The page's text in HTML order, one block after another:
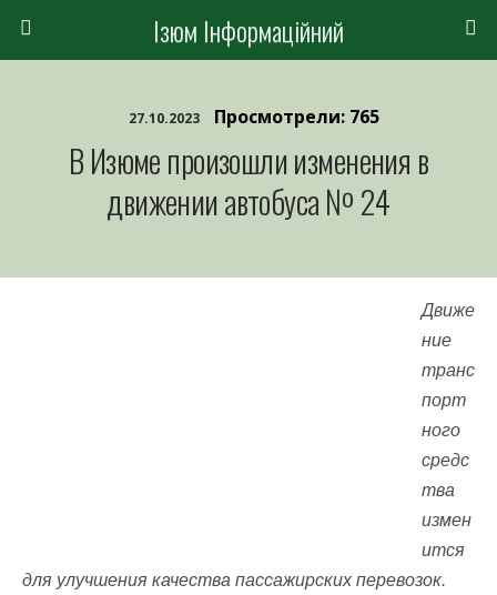
Ізюм Інформаційний
27.10.2023 Просмотрели: 765
В Изюме произошли изменения в
движении автобуса № 24
Движе
ние
транс
порт
ного
средс
тва
измен
ится
для улучшения качества пассажирских перевозок.